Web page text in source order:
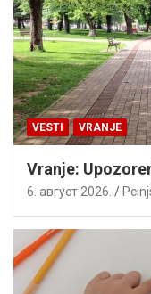
VESTI VRANJE
Vranje:
6. август 2026.